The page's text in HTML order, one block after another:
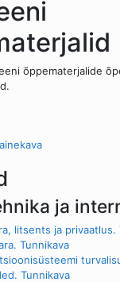
õppematerjalide
ja
litsents ja privaatlus.
Tunnikava
Tunnikava